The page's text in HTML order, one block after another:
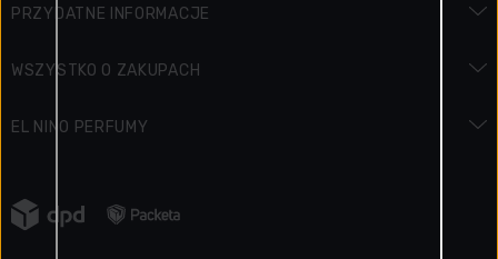
PRZYDATNE INFORMACJE
Święta i promocje
Jak zbieramy opinie o produktach
WSZYSTKO O ZAKUPACH
Zwroty
Reklamacja towaru
EL NINO PERFUMY
Napisali o nas